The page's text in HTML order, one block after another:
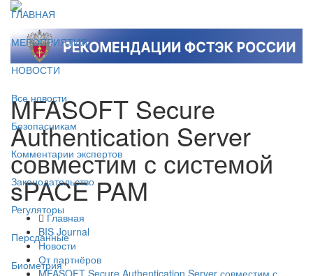
ГЛАВНАЯ
МЕРОПРИЯТИЯ
НОВОСТИ
Все новости
Безопасникам
Комментарии экспертов
Законодательство
Регуляторы
Персданные
Биометрия
MFASOFT Secure
Authentication Server
совместим с системой
sPACE PAM
Главная
BIS Journal
Новости
От партнёров
MFASOFT Secure Authentication Server совместим с